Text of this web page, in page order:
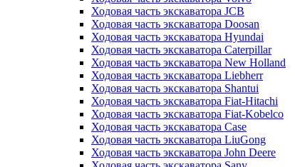
Ходовая часть экскаватора JCB
Ходовая часть экскаватора Doosan
Ходовая часть экскаватора Hyundai
Ходовая часть экскаватора Caterpillar
Ходовая часть экскаватора New Holland
Ходовая часть экскаватора Liebherr
Ходовая часть экскаватора Shantui
Ходовая часть экскаватора Fiat-Hitachi
Ходовая часть экскаватора Fiat-Kobelco
Ходовая часть экскаватора Case
Ходовая часть экскаватора LiuGong
Ходовая часть экскаватора John Deere